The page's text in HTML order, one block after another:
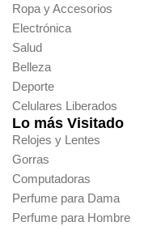
Ropa y Accesorios
Electrónica
Salud
Belleza
Deporte
Celulares Liberados
Lo más Visitado
Relojes y Lentes
Gorras
Computadoras
Perfume para Dama
Perfume para Hombre